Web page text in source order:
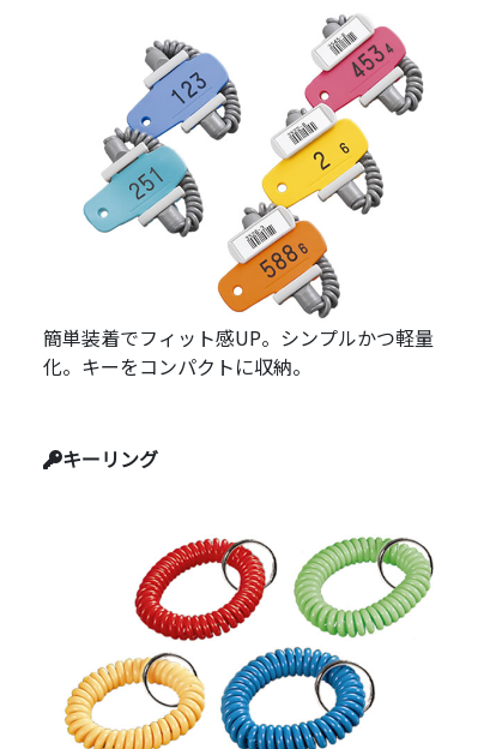
簡単装着でフィット感UP。シンプルかつ軽量
化。キーをコンパクトに収納。
キーリング